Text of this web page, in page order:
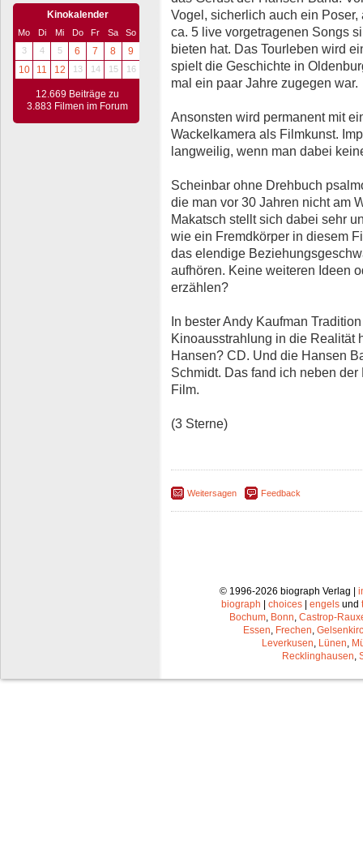
Kinokalender
Mo Di Mi Do Fr Sa
So
3
4 5 6 7 8
9
10
11 12 13 14 15 16
12.669 Beiträge zu
3.883 Filmen im Forum
Vogel, sicherlich auch ein
ca. 5 live vorgetragenen Songs
bieten hat. Das Tourleben wird
spielt die Geschichte in
mal ein paar Jahre zugegen war.
Ansonsten wird permanent mit
Wackelkamera als Filmkunst.
langweilig, wenn man dabei
Scheinbar ohne Drehbuch
die man vor 30 Jahren nicht am
Makatsch stellt sich dabei sehr
wie ein Fremdkörper in diesem
das elendige
aufhören. Keine weiteren Ideen
erzählen?
In bester Andy Kaufman
Kinoausstrahlung in die Realität
Hansen? CD. Und die Hansen
Schmidt. Das fand ich neben
Film.
(3 Sterne)
Weitersagen Feedback
© 1996-2026 biograph Verlag |
biograph
choices engels und
Bochum, Bonn, Castrop-
Essen, Frechen,
Leverkusen, Lünen,
Recklinghausen,